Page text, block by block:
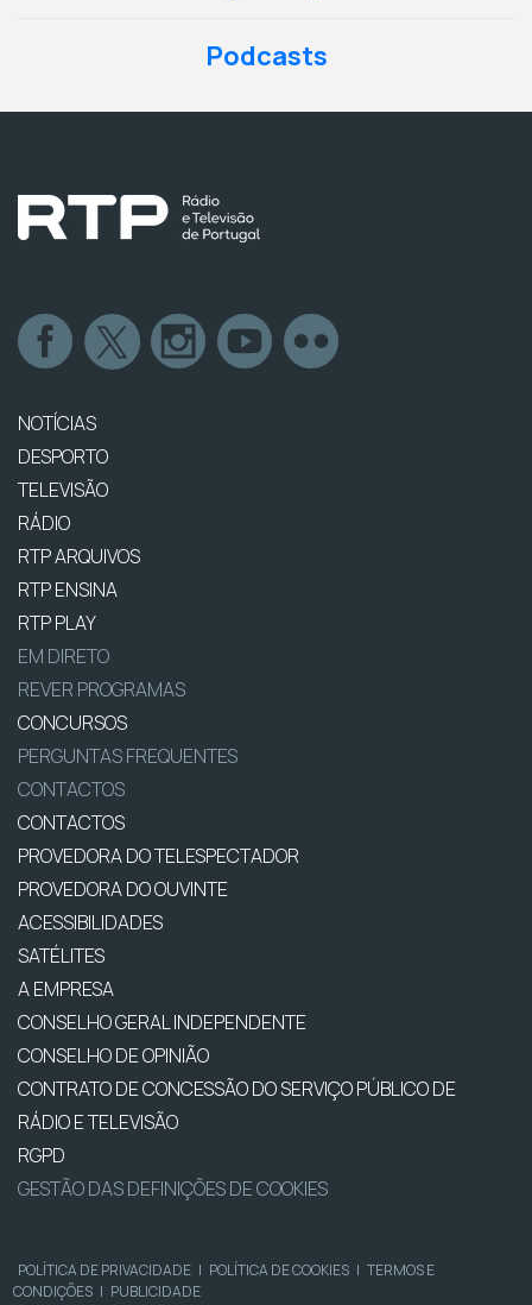
Podcasts
NOTÍCIAS
DESPORTO
TELEVISÃO
RÁDIO
RTP ARQUIVOS
RTP ENSINA
RTP PLAY
EM DIRETO
REVER PROGRAMAS
CONCURSOS
PERGUNTAS FREQUENTES
CONTACTOS
CONTACTOS
PROVEDORA DO TELESPECTADOR
PROVEDORA DO OUVINTE
ACESSIBILIDADES
SATÉLITES
A EMPRESA
CONSELHO GERAL INDEPENDENTE
CONSELHO DE OPINIÃO
CONTRATO DE CONCESSÃO DO SERVIÇO PÚBLICO DE
RÁDIO E TELEVISÃO
RGPD
GESTÃO DAS DEFINIÇÕES DE COOKIES
POLÍTICA DE PRIVACIDADE | POLÍTICA DE COOKIES | TERMOS E
CONDIÇÕES | PUBLICIDADE